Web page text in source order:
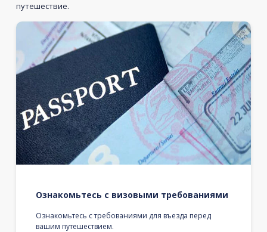
путешествие.
Ознакомьтесь с визовыми требованиями
Ознакомьтесь с требованиями для въезда перед
вашим путешествием.